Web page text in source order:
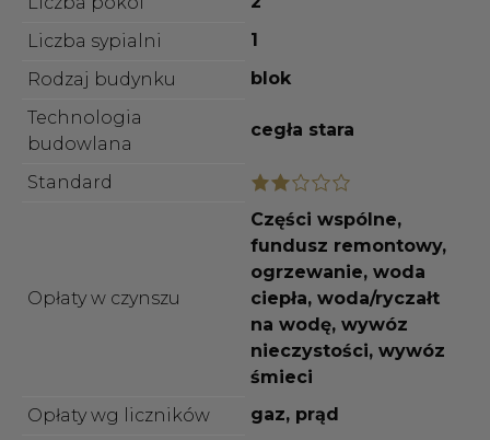
Liczba sypialni
1
Rodzaj budynku
blok
Technologia
budowlana
cegła stara
Standard
Opłaty w czynszu
Części wspólne,
fundusz remontowy,
ogrzewanie, woda
ciepła, woda/ryczałt
na wodę, wywóz
nieczystości, wywóz
śmieci
Opłaty wg liczników
gaz, prąd